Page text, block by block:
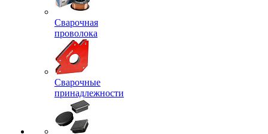
Сварочная
проволока
Сварочные
принадлежности